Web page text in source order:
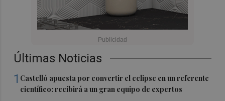
Últimas Noticias
1 Castelló apuesta por convertir el eclipse en un referente
científico: recibirá a un gran equipo de expertos